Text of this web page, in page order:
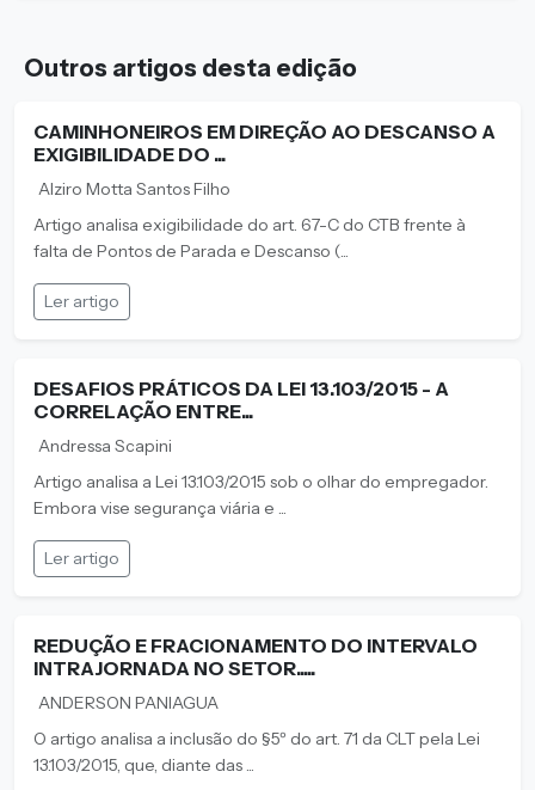
Outros artigos desta edição
CAMINHONEIROS EM DIREÇÃO AO DESCANSO A
EXIGIBILIDADE DO ...
Alziro Motta Santos Filho
Artigo analisa exigibilidade do art. 67-C do CTB frente à
falta de Pontos de Parada e Descanso (...
Ler artigo
DESAFIOS PRÁTICOS DA LEI 13.103/2015 - A
CORRELAÇÃO ENTRE...
Andressa Scapini
Artigo analisa a Lei 13.103/2015 sob o olhar do empregador.
Embora vise segurança viária e ...
Ler artigo
REDUÇÃO E FRACIONAMENTO DO INTERVALO
INTRAJORNADA NO SETOR.....
ANDERSON PANIAGUA
O artigo analisa a inclusão do §5º do art. 71 da CLT pela Lei
13.103/2015, que, diante das ...